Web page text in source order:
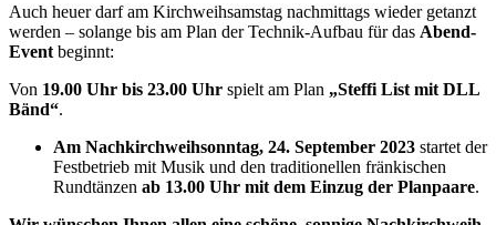
Auch heuer darf am Kirchweihsamstag nachmittags wieder getanzt
werden – solange bis am Plan der Technik-Aufbau für das Abend-
Event beginnt:
Von 19.00 Uhr bis 23.00 Uhr spielt am Plan „Steffi List mit DLL
Bänd“.
Am Nachkirchweihsonntag, 24. September 2023 startet der
Festbetrieb mit Musik und den traditionellen fränkischen
Rundtänzen ab 13.00 Uhr mit dem Einzug der Planpaare.